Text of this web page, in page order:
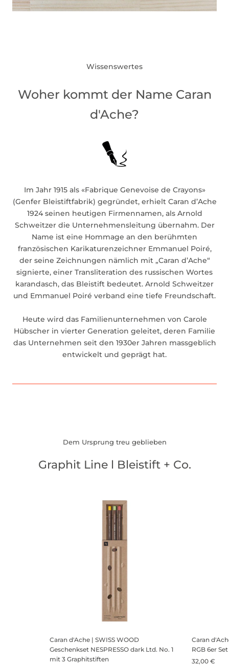
Wissenswertes
Woher kommt der Name Caran
d'Ache?
Im Jahr 1915 als «Fabrique Genevoise de Crayons»
(Genfer Bleistiftfabrik) gegründet, erhielt Caran d’Ache
1924 seinen heutigen Firmennamen, als Arnold
Schweitzer die Unternehmensleitung übernahm. Der
Name ist eine Hommage an den berühmten
französischen Karikaturenzeichner Emmanuel Poiré,
der seine Zeichnungen nämlich mit „Caran d’Ache“
signierte, einer Transliteration des russischen Wortes
karandasch, das Bleistift bedeutet. Arnold Schweitzer
und Emmanuel Poiré verband eine tiefe Freundschaft.
Heute wird das Familienunternehmen von Carole
Hübscher in vierter Generation geleitet, deren Familie
das Unternehmen seit den 1930er Jahren massgeblich
entwickelt und geprägt hat.
Dem Ursprung treu geblieben
Graphit Line l Bleistift + Co.
Caran d'Ache | SWISS WOOD
Geschenkset NESPRESSO dark Ltd. No. 1
mit 3 Graphitstiften
Caran
RGB 6er Set
32,00 €